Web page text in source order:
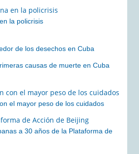
la policrisis
de los desechos en Cuba
causas de muerte en Cuba
el mayor peso de los cuidados
a 30 años de la Plataforma de